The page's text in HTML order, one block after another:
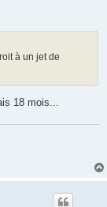
à un jet de
18 mois...